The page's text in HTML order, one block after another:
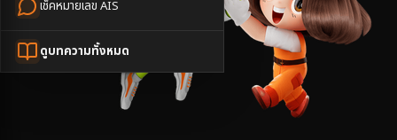
เช็คหมายเลข AIS
ดูบทความทั้งหมด